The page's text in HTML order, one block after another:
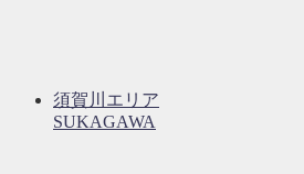
須賀川エリア
SUKAGAWA